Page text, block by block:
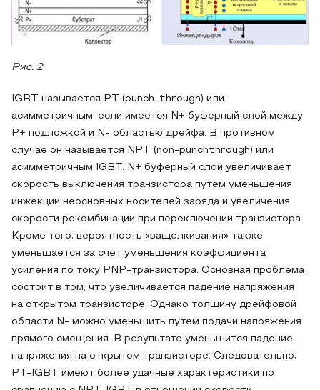
Рис. 2
IGBT называется PT (punch-through) или
асимметричным, если имеется N+ буферный слой между
P+ подложкой и N- областью дрейфа. В противном
случае он называется NPT (non-punchthrough) или
асимметричным IGBT. N+ буферный слой увеличивает
скорость выключения транзистора путем уменьшения
инжекции неосновных носителей заряда и увеличения
скорости рекомбинации при переключении транзистора.
Кроме того, вероятность «защелкивания» также
уменьшается за счет уменьшения коэффициента
усиления по току PNP-транзистора. Основная проблема
состоит в том, что увеличивается падение напряжения
на открытом транзисторе. Однако толщину дрейфовой
области N- можно уменьшить путем подачи напряжения
прямого смещения. В результате уменьшится падение
напряжения на открытом транзисторе. Следовательно,
PT-IGBT имеют более удачные характеристики по